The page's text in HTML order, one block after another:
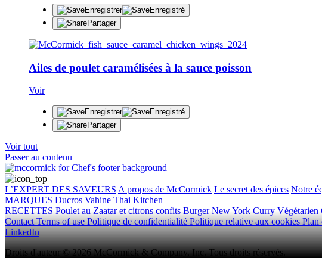
Enregistrer
Enregistré
Partager
Ailes de poulet caramélisées à la sauce poisson
Voir
Enregistrer
Enregistré
Partager
Voir tout
Passer au contenu
L’EXPERT DES SAVEURS A propos de McCormick Le secret des épices Notre
MARQUES Ducros Vahine Thai Kitchen
RECETTES Poulet au Zaatar et citrons confits Burger New York Curry Végétarien
ContactTerms of usePolitique de confidentialitéPolitique relative aux cookiesPlan
LinkedIn
Droits d'auteur © 2026 McCormick & Company, Inc. Tous droits réservés.